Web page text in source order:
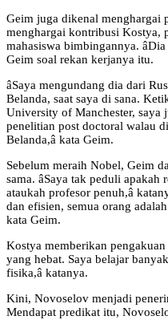
Geim juga dikenal menghargai
menghargai kontribusi Kostya,
mahasiswa bimbingannya.
Geim soal rekan kerjanya itu.
âSaya mengundang dia dari
Belanda, saat saya di sana.
University of Manchester, saya
penelitian post doctoral walau
Belanda,â kata Geim.
Sebelum meraih Nobel, Geim
sama. âSaya tak peduli apakah
ataukah profesor penuh,â
dan efisien, semua orang
kata Geim.
Kostya memberikan
yang hebat. Saya belajar
fisika,â katanya.
Kini, Novoselov menjadi
Mendapat predikat itu,